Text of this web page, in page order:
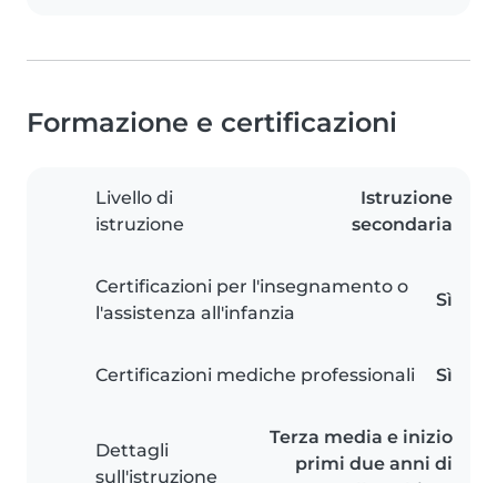
Formazione e certificazioni
Livello di
istruzione
Istruzione
secondaria
Certificazioni per l'insegnamento o
l'assistenza all'infanzia
Sì
Certificazioni mediche professionali Sì
Dettagli
sull'istruzione
Terza media e inizio
primi due anni di